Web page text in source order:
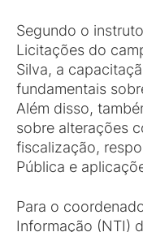
Segundo o
Licitações do
Silva, a
fundamentais
Além disso,
sobre alterações
fiscalização,
Pública e
Para o
Informação (NTI)